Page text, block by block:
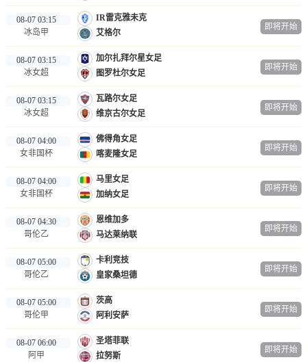
08-07 03:15
冰岛甲
IR雷克雅未克
艾格尔
即将开始
08-07 03:15
冰女超
加尔扎拜尔星女足
图罗杜尔女足
即将开始
08-07 03:15
冰女超
瓦路尔女足
维京古尔女足
即将开始
08-07 04:00
女非国杯
佛得角女足
喀麦隆女足
即将开始
08-07 04:00
女非国杯
马里女足
加纳女足
即将开始
08-07 04:30
哥伦乙
恩维加多
马达莱纳联
即将开始
08-07 05:00
哥伦乙
卡利竞技
皇家桑坦德
即将开始
08-07 05:00
哥伦甲
茨高
阿利安萨
即将开始
08-07 06:00
阿甲
圣塔菲联
拉努斯
即将开始